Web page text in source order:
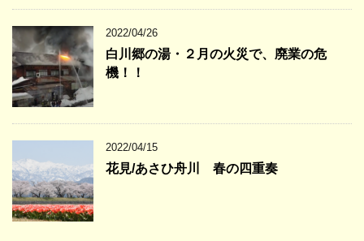
2022/04/26
白川郷の湯・２月の火災で、廃業の危
機！！
2022/04/15
花見/あさひ舟川 春の四重奏